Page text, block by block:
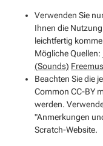
Verwenden Sie
Ihnen die
leichtfertig
Mögliche Quellen:
(Sounds)
Beachten Sie die
Common CC-BY
werden.
"Anmerkungen
Scratch-Website.